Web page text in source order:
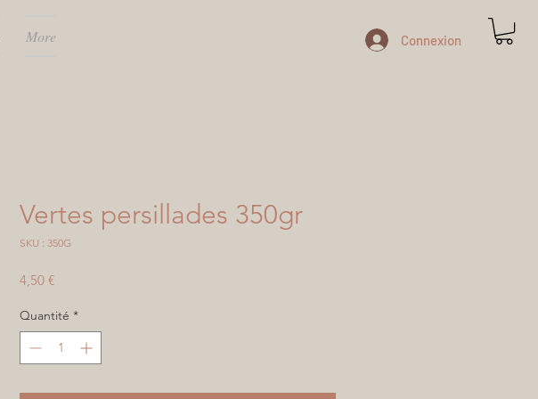
More Connexion
Vertes persillades 350gr
SKU : 350G
4,50 €Prix
Quantité *